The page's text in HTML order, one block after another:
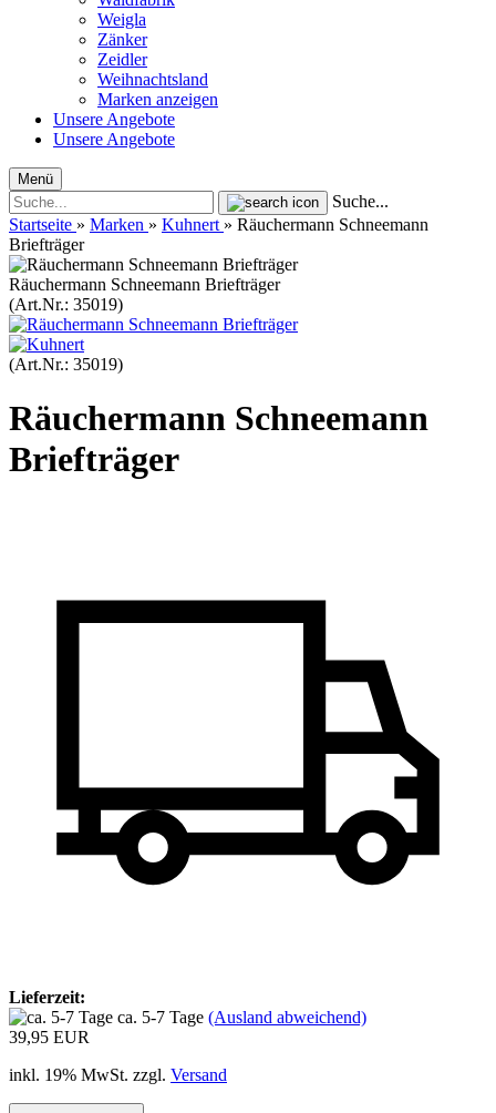
Weigla
Zänker
Zeidler
Weihnachtsland
Marken anzeigen
Unsere Angebote
Unsere Angebote
Menü
Suche...
Startseite » Marken » Kuhnert » Räuchermann Schneemann
Briefträger
Räuchermann Schneemann Briefträger
(Art.Nr.: 35019)
(Art.Nr.: 35019)
Räuchermann Schneemann
Briefträger
Lieferzeit:
ca. 5-7 Tage (Ausland abweichend)
39,95 EUR
inkl. 19% MwSt. zzgl. Versand